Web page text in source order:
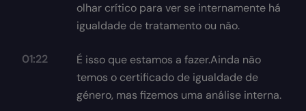
olhar crítico para ver se internamente há
igualdade de tratamento ou não.
01:22
É isso que estamos a fazer.Ainda não
temos o certificado de igualdade de
género, mas fizemos uma análise interna.